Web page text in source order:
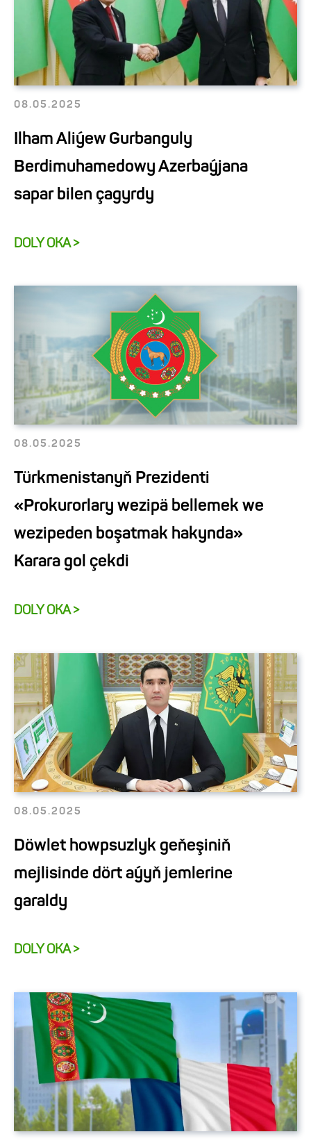
08.05.2025
Ilham Aliýew Gurbanguly
Berdimuhamedowy Azerbaýjana
sapar bilen çagyrdy
DOLY OKA >
08.05.2025
Türkmenistanyň Prezidenti
«Prokurorlary wezipä bellemek we
wezipeden boşatmak hakynda»
Karara gol çekdi
DOLY OKA >
08.05.2025
Döwlet howpsuzlyk geňeşiniň
mejlisinde dört aýyň jemlerine
garaldy
DOLY OKA >